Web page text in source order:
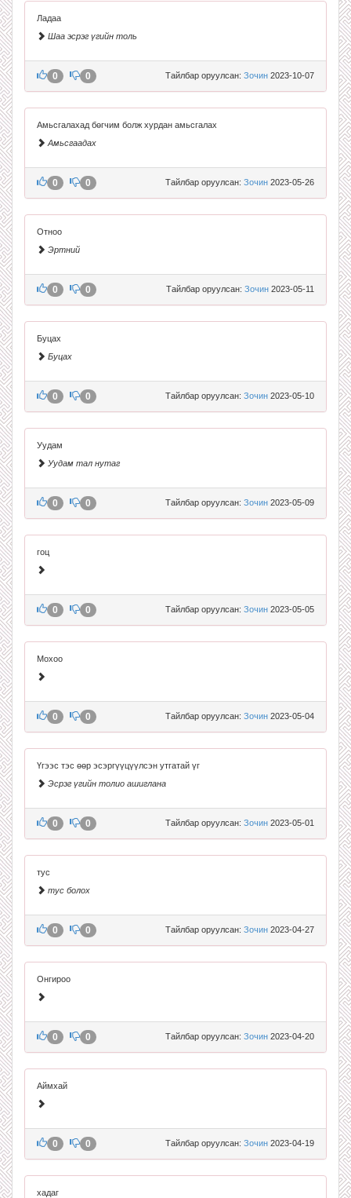
Ладаа
Шаа эсрэг үгийн толь
Тайлбар оруулсан: Зочин 2023-10-07
0 0
Амьсгалахад бөгчим болж хурдан амьсгалах
Амьсгаадах
Тайлбар оруулсан: Зочин 2023-05-26
0 0
Отноо
Эртний
Тайлбар оруулсан: Зочин 2023-05-11
0 0
Буцах
Буцах
Тайлбар оруулсан: Зочин 2023-05-10
0 0
Уудам
Уудам тал нутаг
Тайлбар оруулсан: Зочин 2023-05-09
0 0
гоц
Тайлбар оруулсан: Зочин 2023-05-05
0 0
Мохоо
Тайлбар оруулсан: Зочин 2023-05-04
0 0
Үгээс тэс өөр эсэргүүцүүлсэн утгатай үг
Эсрэг үгийн толио ашиглана
Тайлбар оруулсан: Зочин 2023-05-01
0 0
тус
тус болох
Тайлбар оруулсан: Зочин 2023-04-27
0 0
Онгироо
Тайлбар оруулсан: Зочин 2023-04-20
0 0
Аймхай
Тайлбар оруулсан: Зочин 2023-04-19
0 0
хадаг